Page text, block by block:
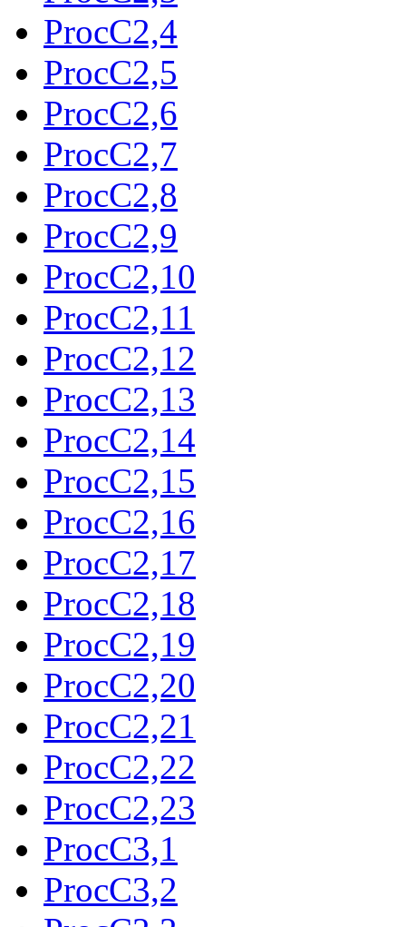
ProcC2,4
ProcC2,5
ProcC2,6
ProcC2,7
ProcC2,8
ProcC2,9
ProcC2,10
ProcC2,11
ProcC2,12
ProcC2,13
ProcC2,14
ProcC2,15
ProcC2,16
ProcC2,17
ProcC2,18
ProcC2,19
ProcC2,20
ProcC2,21
ProcC2,22
ProcC2,23
ProcC3,1
ProcC3,2